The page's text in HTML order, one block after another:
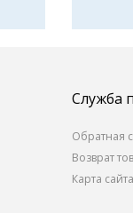
Служба
Обратная
Возврат
Карта сайта